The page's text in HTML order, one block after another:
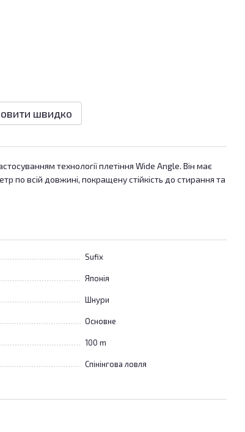
швидко
технології плетіння Wide Angle. Він має
по всій довжині, покращену стійкість до стирання та
Sufix
Японія
Шнури
Основне
100 m
Спінінгова ловля